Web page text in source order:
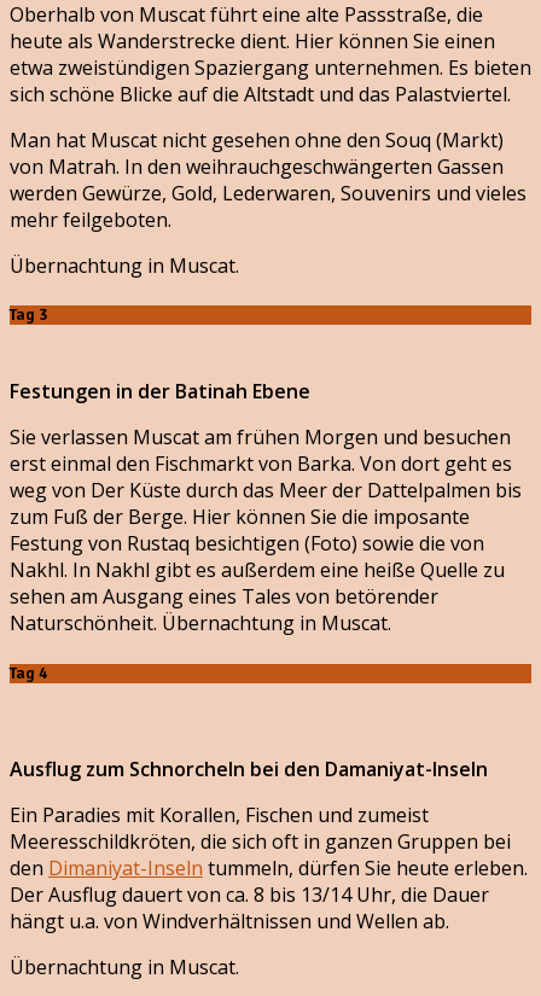
Oberhalb von Muscat führt eine alte Passstraße, die
heute als Wanderstrecke dient. Hier können Sie einen
etwa zweistündigen Spaziergang unternehmen. Es bieten
sich schöne Blicke auf die Altstadt und das Palastviertel.
Man hat Muscat nicht gesehen ohne den Souq (Markt)
von Matrah. In den weihrauchgeschwängerten Gassen
werden Gewürze, Gold, Lederwaren, Souvenirs und vieles
mehr feilgeboten.
Übernachtung in Muscat.
Tag 3
Festungen in der Batinah Ebene
Sie verlassen Muscat am frühen Morgen und besuchen
erst einmal den Fischmarkt von Barka. Von dort geht es
weg von Der Küste durch das Meer der Dattelpalmen bis
zum Fuß der Berge. Hier können Sie die imposante
Festung von Rustaq besichtigen (Foto) sowie die von
Nakhl. In Nakhl gibt es außerdem eine heiße Quelle zu
sehen am Ausgang eines Tales von betörender
Naturschönheit. Übernachtung in Muscat.
Tag 4
Ausflug zum Schnorcheln bei den Damaniyat-Inseln
Ein Paradies mit Korallen, Fischen und zumeist
Meeresschildkröten, die sich oft in ganzen Gruppen bei
den Dimaniyat-Inseln tummeln, dürfen Sie heute erleben.
Der Ausflug dauert von ca. 8 bis 13/14 Uhr, die Dauer
hängt u.a. von Windverhältnissen und Wellen ab.
Übernachtung in Muscat.